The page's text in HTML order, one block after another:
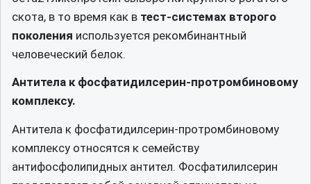
скота, в то время как в тест-системах второго
поколения используется рекомбинантный
человеческий белок.
Антитела к фосфатидилсерин-протромбиновому
комплексу.
Антитела к фосфатидилсерин-протромбиновому
комплексу относятся к семейству
антифосфолипидных антител. Фосфатилилсерин